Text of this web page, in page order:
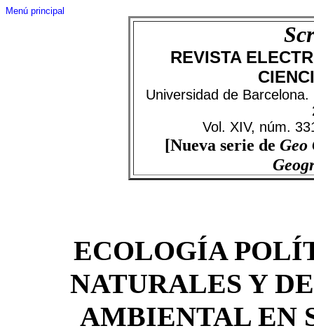
Menú principal
REVISTA
Universidad de
Vol. XIV, núm.
[Nueva serie de Geo
ECOLOGÍA
NATURALES Y
AMBIENTAL EN